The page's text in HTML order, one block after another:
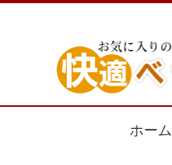
ホーム